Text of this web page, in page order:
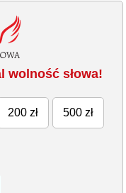
wolność słowa!
200 zł 500 zł